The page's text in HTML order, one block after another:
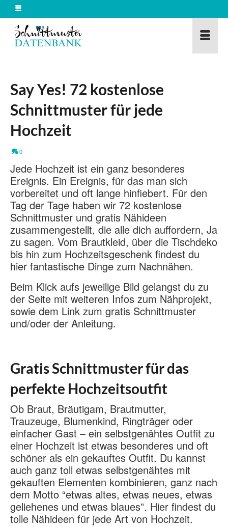
Say Yes! 72 kostenlose
Schnittmuster für jede
Hochzeit
0
Jede Hochzeit ist ein ganz besonderes
Ereignis. Ein Ereignis, für das man sich
vorbereitet und oft lange hinfiebert. Für den
Tag der Tage haben wir 72 kostenlose
Schnittmuster und gratis Nähideen
zusammengestellt, die alle dich auffordern, Ja
zu sagen. Vom Brautkleid, über die Tischdeko
bis hin zum Hochzeitsgeschenk findest du
hier fantastische Dinge zum Nachnähen.
Beim Klick aufs jeweilige Bild gelangst du zu
der Seite mit weiteren Infos zum Nähprojekt,
sowie dem Link zum gratis Schnittmuster
und/oder der Anleitung.
Gratis Schnittmuster für das
perfekte Hochzeitsoutfit
Ob Braut, Bräutigam, Brautmutter,
Trauzeuge, Blumenkind, Ringträger oder
einfacher Gast – ein selbstgenähtes Outfit zu
einer Hochzeit ist etwas besonderes und oft
schöner als ein gekauftes Outfit. Du kannst
auch ganz toll etwas selbstgenähtes mit
gekauften Elementen kombinieren, ganz nach
dem Motto “etwas altes, etwas neues, etwas
geliehenes und etwas blaues”. Hier findest du
tolle Nähideen für jede Art von Hochzeit.